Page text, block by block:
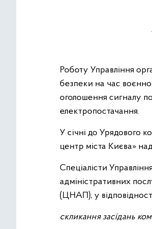
Роботу Управління
безпеки на час
оголошення сигналу
електропостачання.
У січні до Урядового
центр міста Києва»
Спеціалісти
адміністративних
(ЦНАП), у
скликання засідань